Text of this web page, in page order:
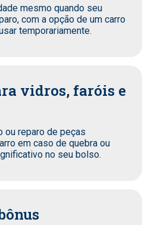
mesmo quando seu
com a opção de um carro
temporariamente.
vidros, faróis e
ou reparo de peças
em caso de quebra ou
no seu bolso.